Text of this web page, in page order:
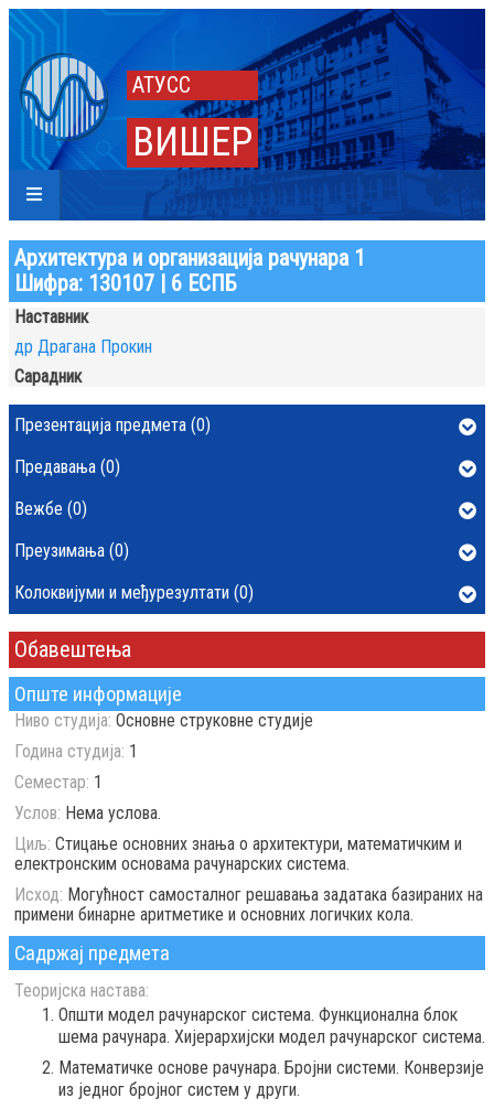
АТУСС
ВИШЕР
Архитектура и организација рачунара 1
Шифра: 130107 | 6 ЕСПБ
Опште информације
Ниво студија: Основне струковне студије
Година студија: 1
Семестар: 1
Услов: Нема услова.
Циљ: Стицање основних знања о архитектури, математичким и
електронским основама рачунарских система.
Исход: Могућност самосталног решавања задатака базираних на
примени бинарне аритметике и основних логичких кола.
Садржај предмета
Теоријска настава:
Општи модел рачунарског система. Функционална блок
шема рачунара. Хијерархијски модел рачунарског система.
Математичке основе рачунара. Бројни системи. Конверзије
из једног бројног систем у други.
Наставник
др Драгана Прокин
Сарадник
Презентација предмета (0)
Предавања (0)
Вежбе (0)
Преузимања (0)
Колоквијуми и међурезултати (0)
Обавештења